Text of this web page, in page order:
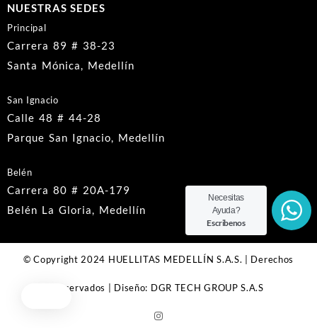
NUESTRAS SEDES
Principal
Carrera 89 # 38-23
Santa Mónica, Medellín
San Ignacio
Calle 48 # 44-28
Parque San Ignacio, Medellín
Belén
Carrera 80 # 20A-179
Belén La Gloria, Medellín
© Copyright 2024 HUELLITAS MEDELLÍN S.A.S. | Derechos
Reservados | Diseño: DGR TECH GROUP S.A.S
Necesitas
Ayuda?
Escribenos